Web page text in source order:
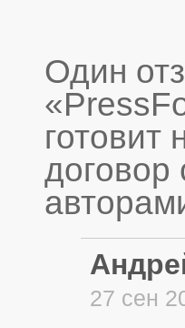
Один
готовит
договор
27 сен